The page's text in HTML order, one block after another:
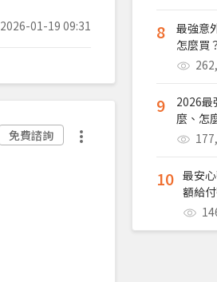
2026-01-19 09:31
免費諮詢
8
最強意
怎麼買
9
2026最
麼、怎
10 最安
額給